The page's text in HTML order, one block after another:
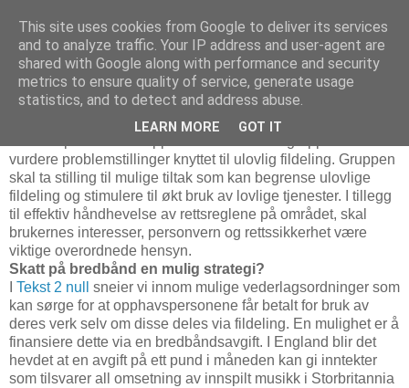
7. februar 2010
Referansegruppe om ulovlig fildeling
vurdere problemstillinger knyttet til ulovlig fildeling. Gruppen
skal ta stilling til mulige tiltak som kan begrense ulovlige
fildeling og stimulere til økt bruk av lovlige tjenester. I tillegg
til effektiv håndhevelse av rettsreglene på området, skal
brukernes interesser, personvern og rettssikkerhet være
viktige overordnede hensyn.
Skatt på bredbånd en mulig strategi?
Tekst 2 null
sneier vi innom mulige vederlagsordninger som
kan sørge for at opphavspersonene får betalt for bruk av
deres verk selv om disse deles via fildeling. En mulighet er å
finansiere dette via en bredbåndsavgift. I England blir det
hevdet at en avgift på ett pund i måneden kan gi inntekter
som tilsvarer all omsetning av innspilt musikk i Storbritannia
This site uses cookies from Google to deliver its services
and to analyze traffic. Your IP address and user-agent are
shared with Google along with performance and security
metrics to ensure quality of service, generate usage
statistics, and to detect and address abuse.
LEARN MORE GOT IT